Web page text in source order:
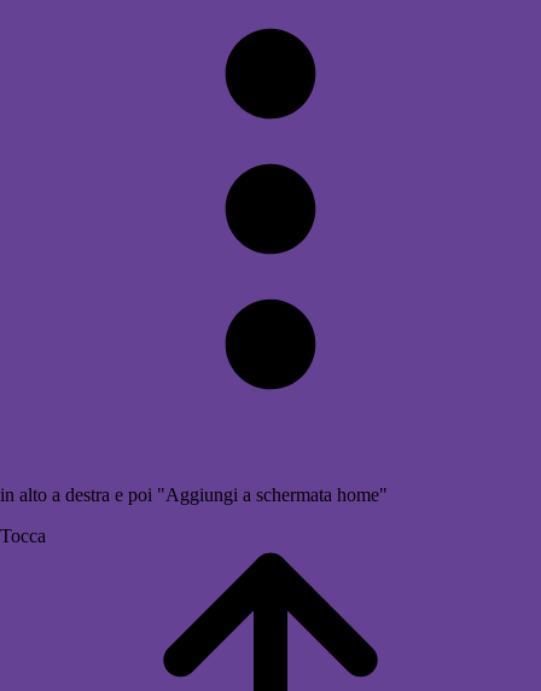
in alto a destra e poi "Aggiungi a schermata home"
Tocca